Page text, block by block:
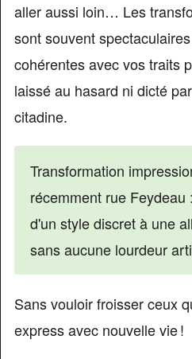
aller aussi loin… Les
sont souvent
cohérentes avec vos traits
laissé au hasard ni dicté
citadine.
Transformation
récemment rue
d'un style discret à une
sans aucune lourdeur
Sans vouloir froisser ceux
express avec nouvelle vie !